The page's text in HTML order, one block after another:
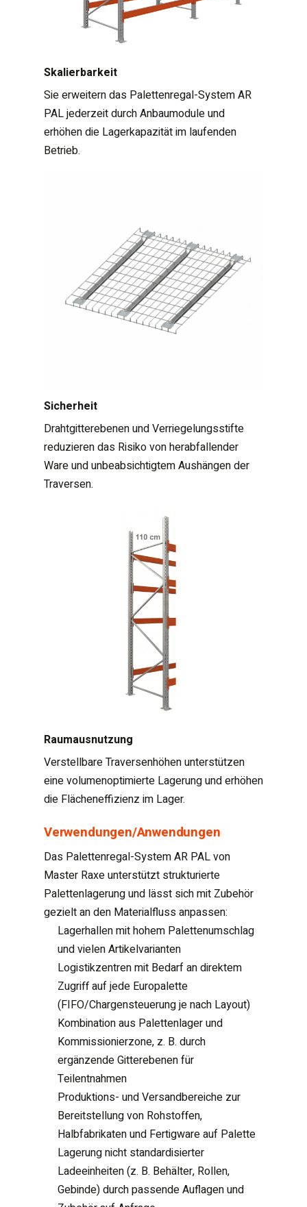
Skalierbarkeit
Sie erweitern das Palettenregal-System AR
PAL jederzeit durch Anbaumodule und
erhöhen die Lagerkapazität im laufenden
Betrieb.
Sicherheit
Drahtgitterebenen und Verriegelungsstifte
reduzieren das Risiko von herabfallender
Ware und unbeabsichtigtem Aushängen der
Traversen.
Raumausnutzung
Verstellbare Traversenhöhen unterstützen
eine volumenoptimierte Lagerung und erhöhen
die Flächeneffizienz im Lager.
Verwendungen/Anwendungen
Das Palettenregal-System AR PAL von
Master Raxe unterstützt strukturierte
Palettenlagerung und lässt sich mit Zubehör
gezielt an den Materialfluss anpassen:
Lagerhallen mit hohem Palettenumschlag
und vielen Artikelvarianten
Logistikzentren mit Bedarf an direktem
Zugriff auf jede Europalette
(FIFO/Chargensteuerung je nach Layout)
Kombination aus Palettenlager und
Kommissionierzone, z. B. durch
ergänzende Gitterebenen für
Teilentnahmen
Produktions- und Versandbereiche zur
Bereitstellung von Rohstoffen,
Halbfabrikaten und Fertigware auf Palette
Lagerung nicht standardisierter
Ladeeinheiten (z. B. Behälter, Rollen,
Gebinde) durch passende Auflagen und